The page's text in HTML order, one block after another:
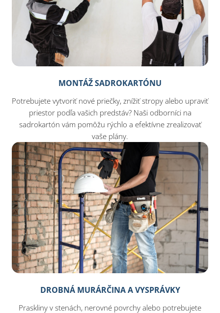
MONTÁŽ SADROKARTÓNU
Potrebujete vytvoriť nové priečky, znížiť stropy alebo upraviť
priestor podľa vašich predstáv? Naši odborníci na
sadrokartón vám pomôžu rýchlo a efektívne zrealizovať
vaše plány.
DROBNÁ MURÁRČINA A VYSPRÁVKY
Praskliny v stenách, nerovné povrchy alebo potrebujete